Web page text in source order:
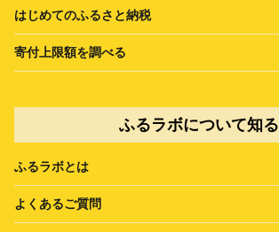
はじめてのふるさと納税
寄付上限額を調べる
ふるラボについて知る
ふるラボとは
よくあるご質問